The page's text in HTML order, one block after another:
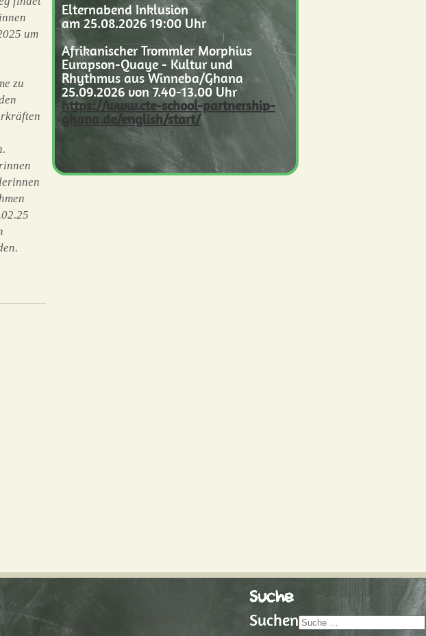
um
zu
Elternabend Inklusion
am 25.08.2026 19:00 Uhr
Afrikanischer Trommler Morphius
Eurapson-Quaye - Kultur und
Rhythmus aus Winneba/Ghana
25.09.2026 von 7.40-13.00 Uhr
https://www.cte-school-partnership-
ghana.de/english/start/
Suche
Suchen